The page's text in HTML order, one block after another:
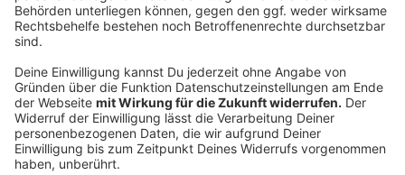
Anzeige
Das ist der Kitchen Club by Nelson Müller
Anzeige